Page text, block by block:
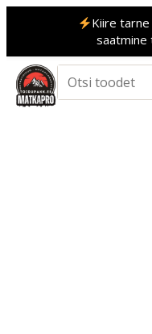
Kiire
saatmine